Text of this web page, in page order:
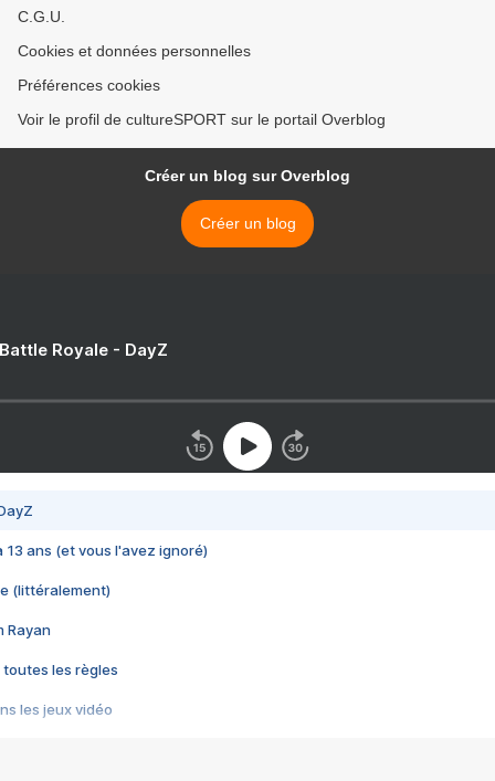
C.G.U.
Cookies et données personnelles
Préférences cookies
Voir le profil de cultureSPORT sur le portail Overblog
Créer un blog sur Overblog
Créer un blog
Royale - DayZ
13 ans (et vous l'avez ignoré)
(littéralement)
Rayan
toutes les règles
les jeux vidéo